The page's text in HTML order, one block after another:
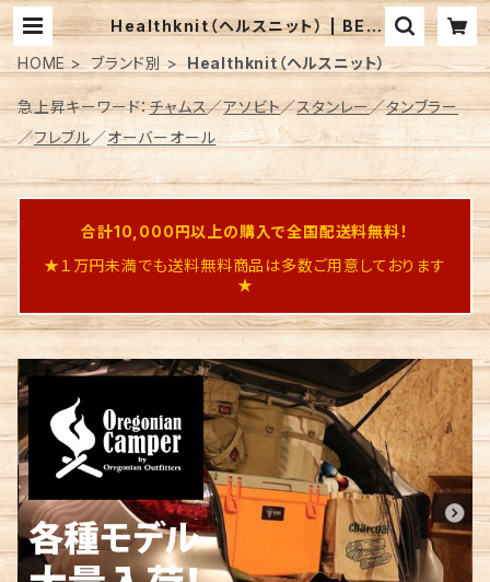
Healthknit（ヘルスニット） | BEA
RS Online
HOME
ブランド別 Healthknit（ヘルスニット）
急上昇キーワード：チャムス／アソビト／スタンレー／タンブラー
／フレブル／オーバーオール
合計10,000円以上の購入で全国配送料無料！
★１万円未満でも送料無料商品は多数ご用意しております
★